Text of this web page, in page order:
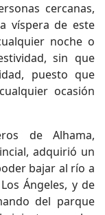
cercanas,
víspera de este
noche o
sin que
puesto que
ocasión
de Alhama,
adquirió un
bajar al río a
Ángeles, y de
del parque